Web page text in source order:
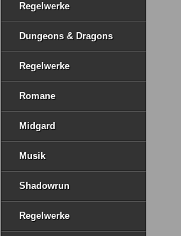
Regelwerke
Dungeons & Dragons
Regelwerke
Romane
Midgard
Musik
Shadowrun
Regelwerke